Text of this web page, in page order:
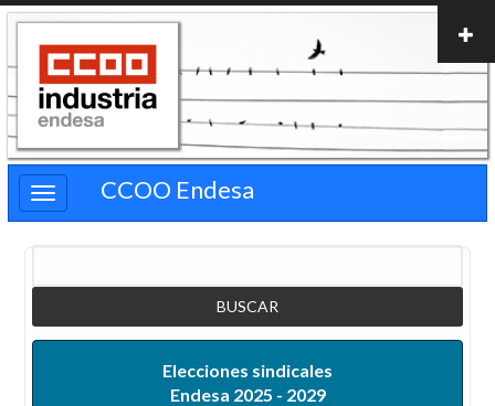
Pasar
contenido
principal
CCOO Endesa
Elecciones sindicales
Endesa 2025 - 2029